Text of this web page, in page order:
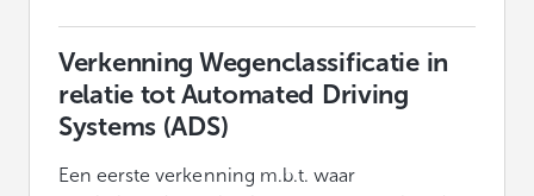
Verkenning Wegenclassificatie in
relatie tot Automated Driving
Systems (ADS)
Een eerste verkenning m.b.t. waar